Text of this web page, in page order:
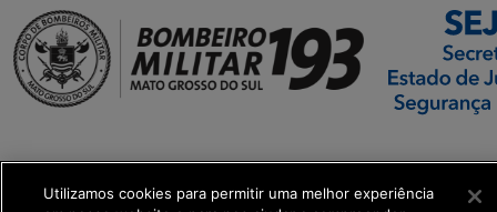
Executiva de
Transformação Digital
Utilizamos cookies para permitir uma melhor experiência